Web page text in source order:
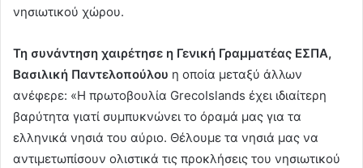
νησιωτικού χώρου.
Τη συνάντηση χαιρέτησε η Γενική Γραμματέας ΕΣΠΑ,
Βασιλική Παντελοπούλου η οποία μεταξύ άλλων
ανέφερε: «Η πρωτοβουλία GrecoIslands έχει ιδιαίτερη
βαρύτητα γιατί συμπυκνώνει το όραμά μας για τα
ελληνικά νησιά του αύριο. Θέλουμε τα νησιά μας να
αντιμετωπίσουν ολιστικά τις προκλήσεις του νησιωτικού